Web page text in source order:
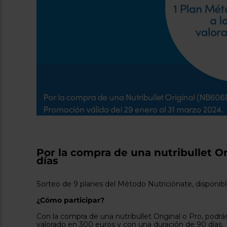
Por la compra de una nutribullet
días
Sorteo de 9 planes del Método Nutriciónate,
¿Cómo participar?
Con la compra de una nutribullet Original o Pro,
valorado en 300 euros y con una duración de 90 días.